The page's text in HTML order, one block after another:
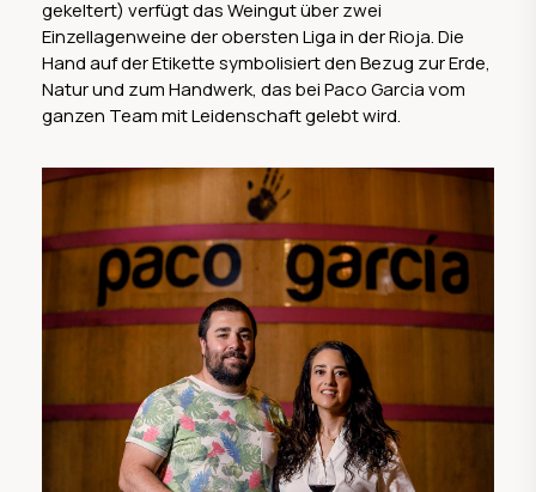
gekeltert) verfügt das Weingut über zwei
Einzellagenweine der obersten Liga in der Rioja. Die
Hand auf der Etikette symbolisiert den Bezug zur Erde,
Natur und zum Handwerk, das bei Paco Garcia vom
ganzen Team mit Leidenschaft gelebt wird.